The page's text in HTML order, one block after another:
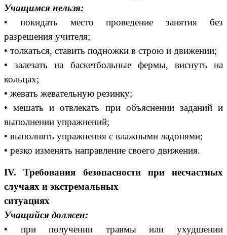
Учащимся нельзя:
• покидать место проведение занятия без
разрешения учителя;
• толкаться, ставить подножки в строю и движении;
• залезать на баскетбольные фермы, виснуть на
кольцах;
• жевать жевательную резинку;
• мешать и отвлекать при объяснении заданий и
выполнении упражнений;
• выполнять упражнения с влажными ладонями;
• резко изменять направление своего движения.
IV. Требования безопасности при несчастных
случаях и экстремальных
ситуациях
Учащийся должен:
• при получении травмы или ухудшении